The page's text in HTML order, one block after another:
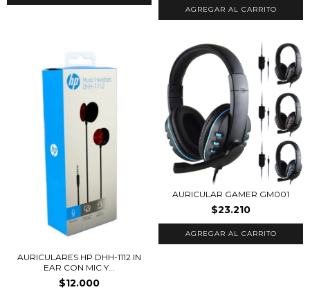
AGREGAR AL CARRITO
AURICULARES HP DHH-1112 IN
EAR CON MIC Y...
$12.000
AURICULAR GAMER GM001
$23.210